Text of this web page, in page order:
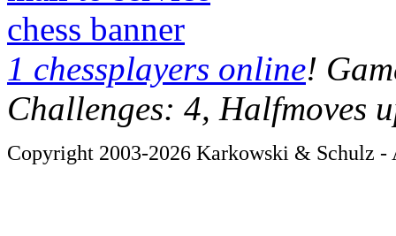
chess banner
1 chessplayers online!
Challenges: 4, Halfmoves
Copyright 2003-2026 Karkowski & Schulz